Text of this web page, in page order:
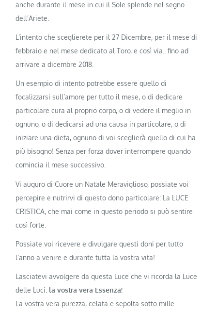
anche durante il mese in cui il Sole splende nel segno
dell’Ariete.
L’intento che sceglierete per il 27 Dicembre, per il mese di
febbraio e nel mese dedicato al Toro, e così via.. fino ad
arrivare a dicembre 2018.
Un esempio di intento potrebbe essere quello di
focalizzarsi sull’amore per tutto il mese, o di dedicare
particolare cura al proprio corpo, o di vedere il meglio in
ognuno, o di dedicarsi ad una causa in particolare, o di
iniziare una dieta, ognuno di voi sceglierà quello di cui ha
più bisogno! Senza per forza dover interrompere quando
comincia il mese successivo.
Vi auguro di Cuore un Natale Meraviglioso, possiate voi
percepire e nutrirvi di questo dono particolare: La LUCE
CRISTICA, che mai come in questo periodo si può sentire
così forte.
Possiate voi ricevere e divulgare questi doni per tutto
l’anno a venire e durante tutta la vostra vita!
Lasciatevi avvolgere da questa Luce che vi ricorda la Luce
delle Luci: la vostra vera Essenza!
La vostra vera purezza, celata e sepolta sotto mille